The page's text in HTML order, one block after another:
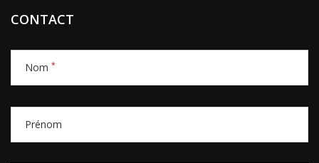
CONTACT
Nom *
Prénom